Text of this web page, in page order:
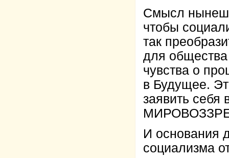
Смысл
чтобы
так
для общества
чувства о
в Будущее.
заявить
И основания
социализма